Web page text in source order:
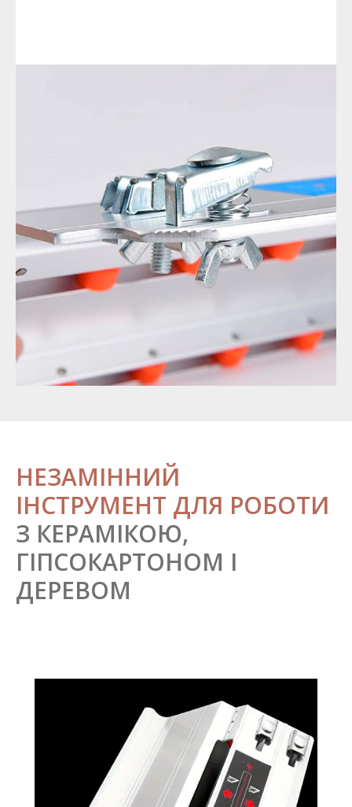
НЕЗАМІННИЙ
ІНСТРУМЕНТ ДЛЯ РОБОТИ
З КЕРАМІКОЮ,
ГІПСОКАРТОНОМ І
ДЕРЕВОМ